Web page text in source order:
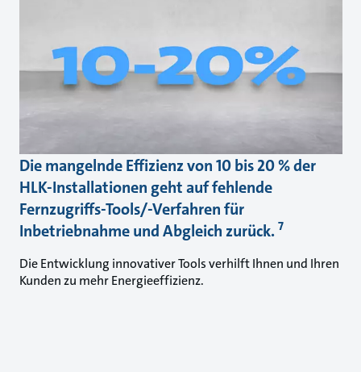
Die mangelnde Effizienz von 10 bis 20 % der
HLK-Installationen geht auf fehlende
Fernzugriffs-Tools/-Verfahren für
Inbetriebnahme und Abgleich zurück. 7
Die Entwicklung innovativer Tools verhilft Ihnen und Ihren
Kunden zu mehr Energieeffizienz.